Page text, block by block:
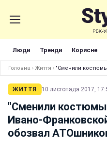
Люди Тренди Корисне
Головна › Життя › "Сменили
ЖИТТЯ 10 листопада 2017,
"Сменили
Ивано-
обозвал